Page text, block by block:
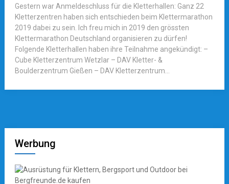
Gestern war Anmeldeschluss für die Kletterhallen: Ganz 22
Kletterzentren haben sich entschieden beim Klettermarathon
2019 dabei zu sein. Ich freu mich in 2019 den grössten
Klettermarathon Deutschland organisieren zu dürfen!
Folgende Kletterhallen haben ihre Teilnahme angekündigt: –
Cube Kletterzentrum Wetzlar – DAV Kletter- &
Boulderzentrum Gießen – DAV Kletterzentrum...
Werbung